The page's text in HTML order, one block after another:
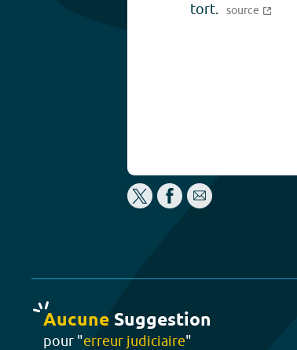
tort. source
Aucune Suggestion
pour "erreur judiciaire"